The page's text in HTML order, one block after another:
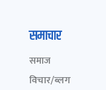
समाचार
समाज
विचार/ब्लग